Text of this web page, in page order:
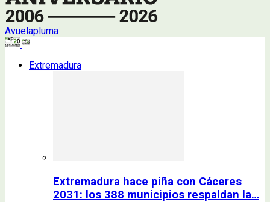
Avuelapluma
Extremadura
Extremadura hace piña con Cáceres
2031: los 388 municipios respaldan la…